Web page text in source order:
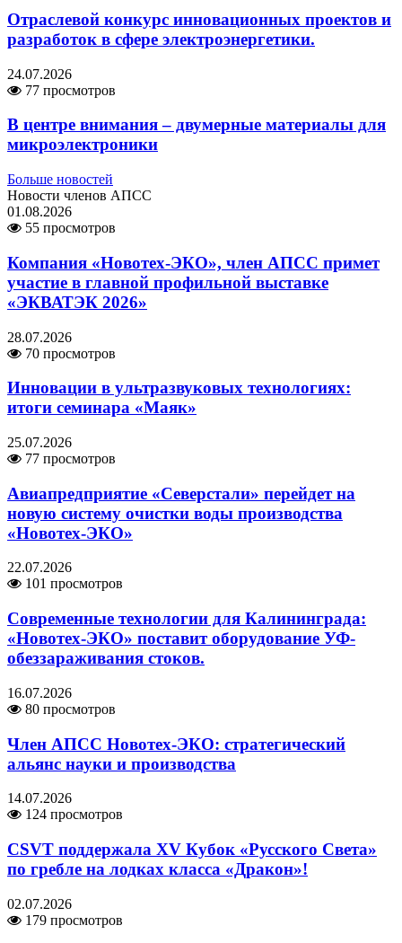
Отраслевой конкурс инновационных проектов и
разработок в сфере электроэнергетики.
24.07.2026
77 просмотров
В центре внимания – двумерные материалы для
микроэлектроники
Больше новостей
Новости членов АПСС
01.08.2026
55 просмотров
Компания «Новотех-ЭКО», член АПСС примет
участие в главной профильной выставке
«ЭКВАТЭК 2026»
28.07.2026
70 просмотров
Инновации в ультразвуковых технологиях:
итоги семинара «Маяк»
25.07.2026
77 просмотров
Авиапредприятие «Северстали» перейдет на
новую систему очистки воды производства
«Новотех-ЭКО»
22.07.2026
101 просмотров
Современные технологии для Калининграда:
«Новотех-ЭКО» поставит оборудование УФ-
обеззараживания стоков.
16.07.2026
80 просмотров
Член АПСС Новотех-ЭКО: стратегический
альянс науки и производства
14.07.2026
124 просмотров
CSVT поддержала XV Кубок «Русского Света»
по гребле на лодках класса «Дракон»!
02.07.2026
179 просмотров